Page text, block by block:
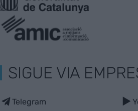
SIGUE VIA
Telegram